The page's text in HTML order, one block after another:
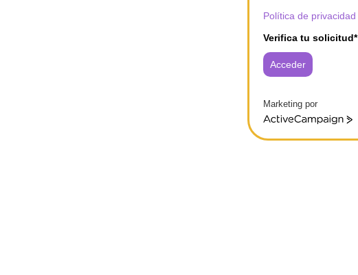
Política de privacidad
Verifica tu solicitud*
Acceder
Marketing por
ActiveCampaign